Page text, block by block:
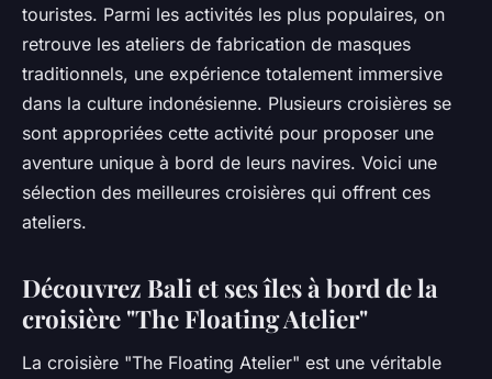
touristes. Parmi les activités les plus populaires, on
retrouve les ateliers de fabrication de masques
traditionnels, une expérience totalement immersive
dans la culture indonésienne. Plusieurs croisières se
sont appropriées cette activité pour proposer une
aventure unique à bord de leurs navires. Voici une
sélection des meilleures croisières qui offrent ces
ateliers.
Découvrez Bali et ses îles à bord de la
croisière "The Floating Atelier"
La croisière "The Floating Atelier" est une véritable